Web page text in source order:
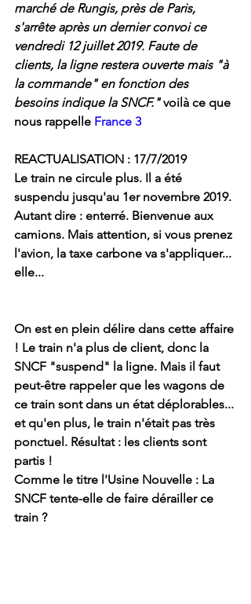
marché de Rungis, près de Paris,
s'arrête après un dernier convoi ce
vendredi 12 juillet 2019. Faute de
clients, la ligne restera ouverte mais "à
la commande" en fonction des
besoins indique la SNCF." voilà ce que
nous rappelle France 3
REACTUALISATION : 17/7/2019
Le train ne circule plus. Il a été
suspendu jusqu'au 1er novembre 2019.
Autant dire : enterré. Bienvenue aux
camions. Mais attention, si vous prenez
l'avion, la taxe carbone va s'appliquer...
elle...
On est en plein délire dans cette affaire
! Le train n'a plus de client, donc la
SNCF "suspend" la ligne. Mais il faut
peut-être rappeler que les wagons de
ce train sont dans un état déplorables...
et qu'en plus, le train n'était pas très
ponctuel. Résultat : les clients sont
partis !
Comme le titre l'Usine Nouvelle : La
SNCF tente-elle de faire dérailler ce
train ?